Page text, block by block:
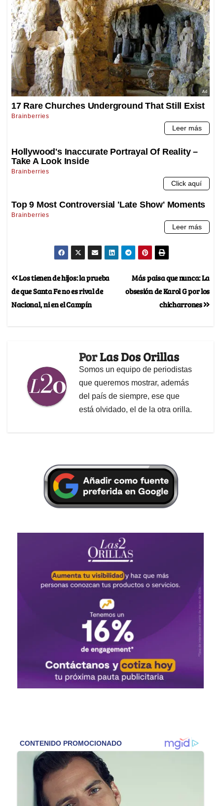
Más paisa que nunca: La
obsesión de Karol G por los
chicharrones
Los tienen de hijos: la prueba
de que Santa Fe no es rival de
Nacional, ni en el Campín
PorLas Dos Orillas
Somos un equipo de periodistas
que queremos mostrar, además
del país de siempre, ese que
está olvidado, el de la otra orilla.